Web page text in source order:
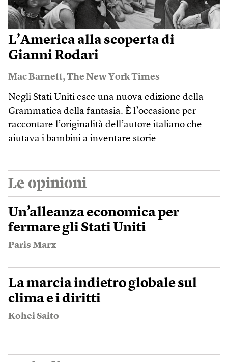
L’America alla scoperta di
Gianni Rodari
Mac Barnett,The New York Times
Negli Stati Uniti esce una nuova edizione della
Grammatica della fantasia. È l’occasione per
raccontare l’originalità dell’autore italiano che
aiutava i bambini a inventare storie
Le opinioni
Un’alleanza economica per
fermare gli Stati Uniti
Paris Marx
La marcia indietro globale sul
clima e i diritti
Kohei Saito